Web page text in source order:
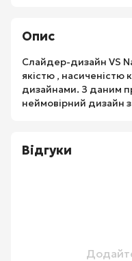
Опис
Слайдер-дизайн VS
якістю , насиченістю
дизайнами. З даним
неймовірний дизайн
Відгуки